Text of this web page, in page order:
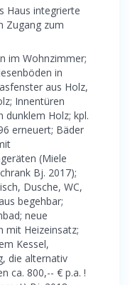
Haus integrierte
Zugang zum
im Wohnzimmer;
in
aus Holz,
Innentüren
dunklem Holz; kpl.
erneuert; Bäder
(Miele
Bj. 2017);
Dusche, WC,
begehbar;
neue
mit Heizeinsatz;
Kessel,
die alternativ
ca. 800,-- € p.a. !